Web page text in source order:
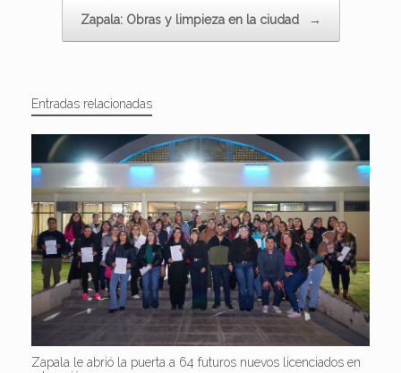
Zapala: Obras y limpieza en la ciudad →
Entradas relacionadas
Zapala le abrió la puerta a 64 futuros nuevos licenciados en